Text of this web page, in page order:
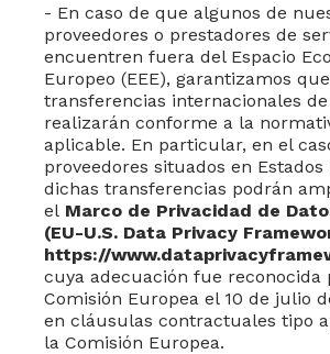
- En caso de que algunos de
proveedores o prestadores de
encuentren fuera del Espacio
Europeo (EEE), garantizamos
transferencias internacionales de
realizarán conforme a la
aplicable. En particular, en el
proveedores situados en Estados
dichas transferencias podrán
el Marco de Privacidad de
(EU-U.S. Data Privacy
https://
cuya adecuación fue reconocida
Comisión Europea el 10 de julio
en cláusulas contractuales tipo
la Comisión Europea.